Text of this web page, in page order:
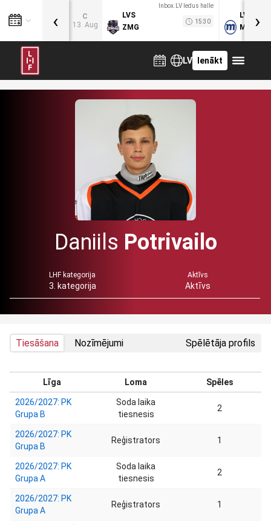
C
13. Aug
Inbox.LV ledus halle
LVS
ZMG
15:30
LVB
MOG
‹ ›
LV Ienākt
Daniils Potrivailo
LHF kategorija
3. kategorija
Aktīvs
Aktīvs
Tiesāšana Nozīmējumi Spēlētāja profils
Līga Loma Spēles
2026/2027: PK
Grupa B
Soda laika
tiesnesis
2
2026/2027: PK
Grupa B
Reģistrators 1
2026/2027: PK
Grupa A
Soda laika
tiesnesis
2
2026/2027: PK
Grupa A
Reģistrators 1